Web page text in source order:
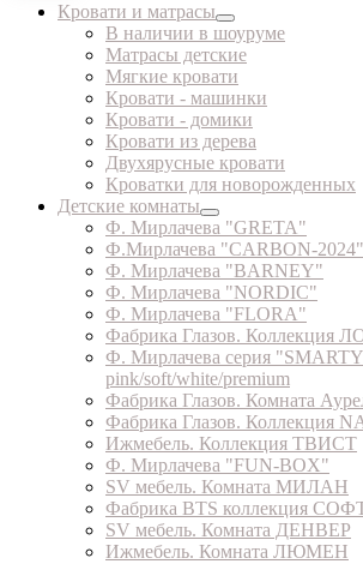
Кровати и матрасы
В наличии в шоуруме
Матрасы детские
Мягкие кровати
Кровати - машинки
Кровати - домики
Кровати из дерева
Двухярусные кровати
Кроватки для новорожденных
Детские комнаты
Ф. Мирлачева "GRETA"
Ф.Мирлачева "CARBON-2024"
Ф. Мирлачева "BARNEY"
Ф. Мирлачева "NORDIC"
Ф. Мирлачева "FLORA"
Фабрика Глазов. Коллекция
Ф. Мирлачева серия
pink/soft/white/premium
Фабрика Глазов. Комната
Фабрика Глазов. Коллекция
Ижмебель. Коллекция ТВИСТ
Ф. Мирлачева "FUN-BOX"
SV мебель. Комната МИЛАН
Фабрика BTS коллекция
SV мебель. Комната ДЕНВЕР
Ижмебель. Комната ЛЮМЕН